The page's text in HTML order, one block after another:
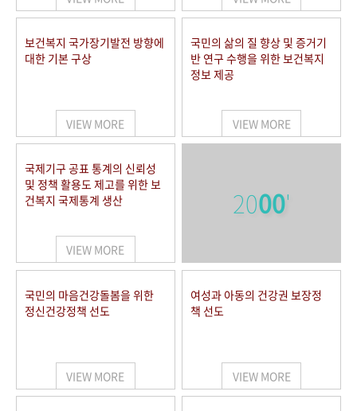
보건복지 국가장기발전 방향에
대한 기본 구상
VIEW MORE
국민의 삶의 질 향상 및 증거기
반 연구 수행을 위한 보건복지
정보 제공
VIEW MORE
국제기구 공표 통계의 신뢰성
및 정책 활용도 제고를 위한 보
건복지 국제통계 생산
VIEW MORE
2000'
국민의 마음건강돌봄을 위한
정신건강정책 선도
VIEW MORE
여성과 아동의 건강권 보장정
책 선도
VIEW MORE